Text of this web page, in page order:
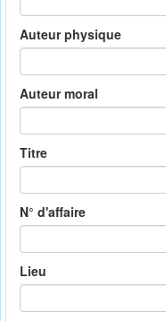
Auteur physique
Auteur moral
Titre
N° d'affaire
Lieu